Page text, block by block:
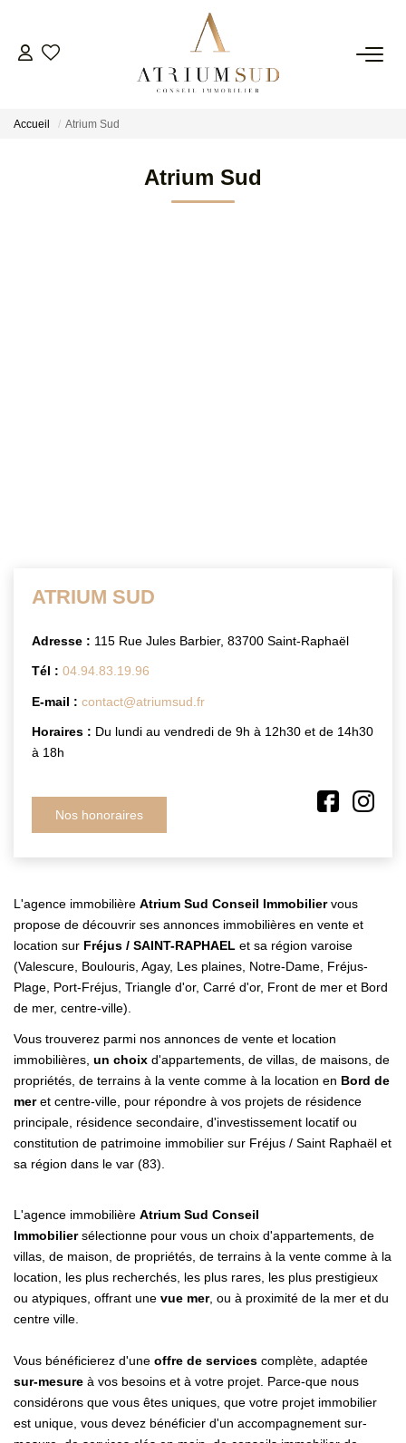
TRANSACTION
GESTION
Accueil Atrium Sud
Atrium Sud
ATRIUM SUD
Adresse : 115 Rue Jules Barbier, 83700 Saint-Raphaël
Tél : 04.94.83.19.96
E-mail : contact@atriumsud.fr
Horaires : Du lundi au vendredi de 9h à 12h30 et de 14h30
à 18h
Nos honoraires
L'agence immobilière Atrium Sud Conseil Immobiliervous
propose de découvrir ses annonces immobilières en vente et
location sur Fréjus / SAINT-RAPHAEL et sa région varoise
(Valescure, Boulouris, Agay, Les plaines, Notre-Dame, Fréjus-
Plage, Port-Fréjus, Triangle d'or, Carré d'or, Front de mer et Bord
de mer, centre-ville).
Vous trouverez parmi nos annonces de vente et location
immobilières, un choix d'appartements, de villas, de maisons, de
propriétés, de terrains à la vente comme à la location en Bord de
meret centre-ville, pour répondre à vos projets de résidence
principale, résidence secondaire, d'investissement locatif ou
constitution de patrimoine immobilier sur Fréjus / Saint Raphaël et
sa région dans le var (83).
L'agence immobilière Atrium Sud Conseil
Immobiliersélectionne pour vous un choix d'appartements, de
villas, de maison, de propriétés, de terrains à la vente comme à la
location, les plus recherchés, les plus rares, les plus prestigieux
ou atypiques, offrant une vue mer, ou à proximité de la mer et du
centre ville.
Vous bénéficierez d'une offre de services complète, adaptée
sur-mesure à vos besoins et à votre projet. Parce-que nous
considérons que vous êtes uniques, que votre projet immobilier
est unique, vous devez bénéficier d'un accompagnement sur-